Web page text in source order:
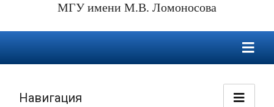
МГУ имени М.В. Ломоносова
Навигация